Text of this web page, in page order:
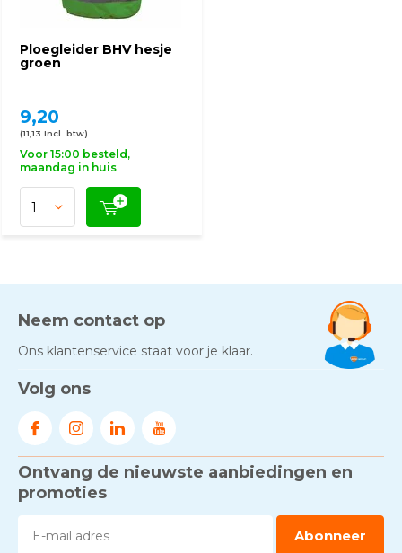
Ploegleider BHV hesje
groen
9,20
(11,13 Incl. btw)
Voor 15:00 besteld,
maandag in huis
Neem contact op
Ons klantenservice staat voor je klaar.
Volg ons
Ontvang de nieuwste aanbiedingen en
promoties
Abonneer